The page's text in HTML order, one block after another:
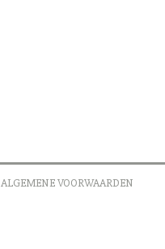
ALGEMENE VOORWAARDEN